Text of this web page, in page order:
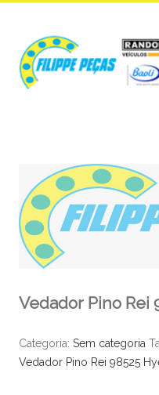
Vedador Pino Rei
Categoria: Sem categoria
Vedador Pino Rei 98525